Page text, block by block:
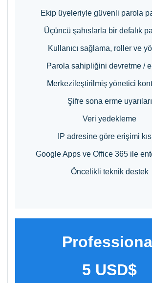
Ekip üyeleriyle güvenli parola
Üçüncü şahıslarla bir defalık
Kullanıcı sağlama, roller ve
Parola sahipliğini devretme /
Merkezileştirilmiş yönetici
Şifre sona erme uyarıları
Veri yedekleme
IP adresine göre erişimi
Google Apps ve Office 365 ile
Öncelikli teknik destek
5 USD$